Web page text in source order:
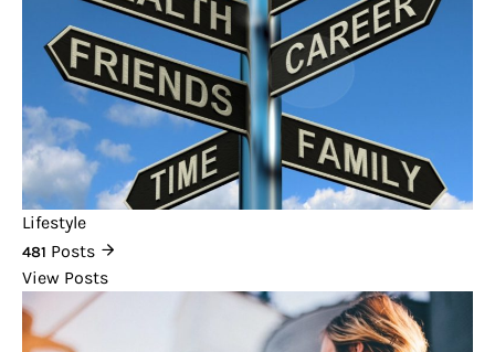
Lifestyle
481 Posts
View Posts